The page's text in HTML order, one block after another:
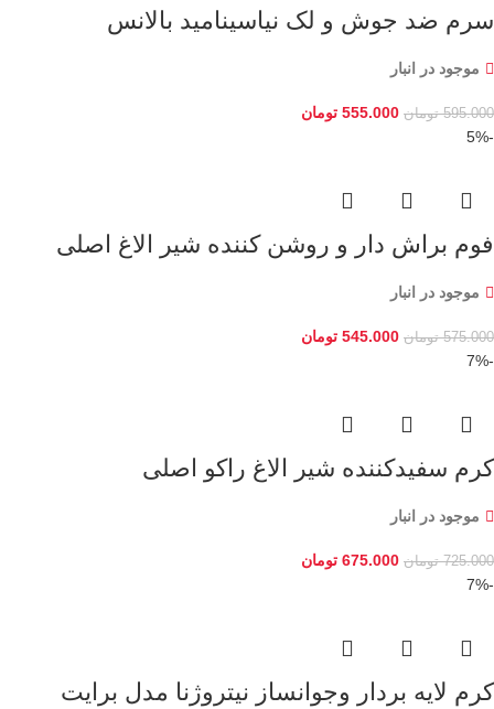
سرم ضد جوش و لک نیاسینامید بالانس
موجود در انبار
595.000 تومان 555.000 تومان
-5%
فوم براش دار و روشن کننده شیر الاغ اصلی
موجود در انبار
575.000 تومان 545.000 تومان
-7%
کرم سفیدکننده شیر الاغ راکو اصلی
موجود در انبار
725.000 تومان 675.000 تومان
-7%
کرم لایه بردار وجوانساز نیتروژنا مدل برایت